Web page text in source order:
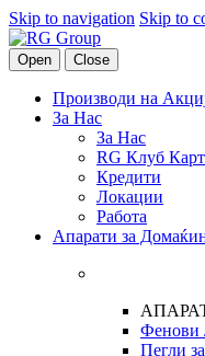
Skip to navigation Skip to
Open Close
Производи на
За Нас
За Нас
RG Клуб
Кредити
Локации
Работа
Апарати за
Фенови
Пегли